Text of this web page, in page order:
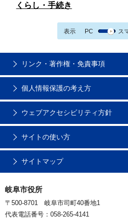
くらし・手続き
表示 PC ス
リンク・著作権・免責事項
個人情報保護の考え方
ウェブアクセシビリティ方針
サイトの使い方
サイトマップ
岐阜市役所
〒500-8701 岐阜市司町40番地1
代表電話番号：058-265-4141